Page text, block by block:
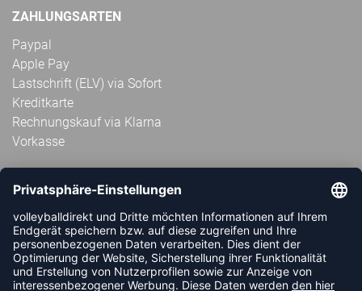
ZAHLUNGSARTEN
Paypal
Apple Pay
Lastschrift (ELV) via Sofort
Kreditkarte
Rechnungskauf via Klarna
Vorkasse
ABONNIERE JETZT DEN KOSTENLOSEN
VOLLEYBALLDIREKT-NEWSLETTER UND VERPASSE KEINE
NEUIGKEIT ODER AKTION MEHR.
JETZT ANMELDEN